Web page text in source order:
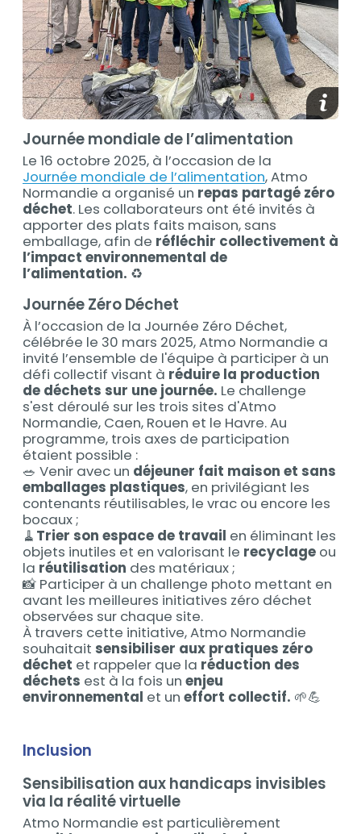
Journée mondiale de l’alimentation
Le 16 octobre 2025, à l’occasion de la
Journée mondiale de l’alimentation, Atmo
Normandie a organisé un repas partagé zéro
déchet. Les collaborateurs ont été invités à
apporter des plats faits maison, sans
emballage, afin de réfléchir collectivement à
l’impact environnemental de
l’alimentation. ♻️
Journée Zéro Déchet
À l’occasion de la Journée Zéro Déchet,
célébrée le 30 mars 2025, Atmo Normandie a
invité l’ensemble de l'équipe à participer à un
défi collectif visant à réduire la production
de déchets sur une journée. Le challenge
s'est déroulé sur les trois sites d'Atmo
Normandie, Caen, Rouen et le Havre. Au
programme, trois axes de participation
étaient possible :
🥗 Venir avec un déjeuner fait maison et sans
emballages plastiques, en privilégiant les
contenants réutilisables, le vrac ou encore les
bocaux ;
🧹 Trier son espace de travail en éliminant les
objets inutiles et en valorisant le recyclageou
la réutilisation des matériaux ;
📸 Participer à un challenge photo mettant en
avant les meilleures initiatives zéro déchet
observées sur chaque site.
À travers cette initiative, Atmo Normandie
souhaitait sensibiliser aux pratiques zéro
déchet et rappeler que la réduction des
déchets est à la fois un enjeu
environnemental et un effort collectif. 🌱💪
Inclusion
Sensibilisation aux handicaps invisibles
via la réalité virtuelle
Atmo Normandie est particulièrement